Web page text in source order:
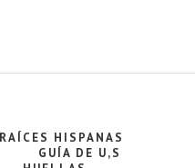
RAÍCES HISPANAS
GUÍA DE U,S